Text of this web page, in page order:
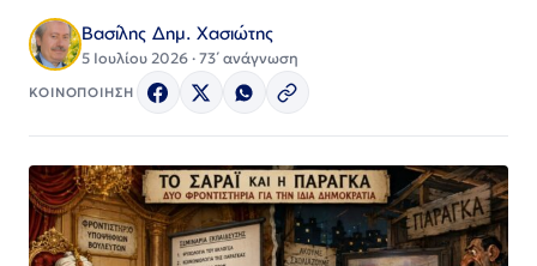
Βασίλης Δημ. Χασιώτης
5 Ιουλίου 2026 · 73΄ ανάγνωση
ΚΟΙΝΟΠΟΙΗΣΗ